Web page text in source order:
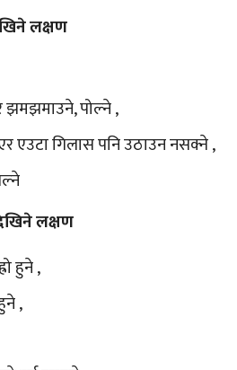
लक्षण
झमझमाउने, पोल्ने ,
एउटा गिलास पनि उठाउन नसक्ने ,
लक्षण
हुने ,
,